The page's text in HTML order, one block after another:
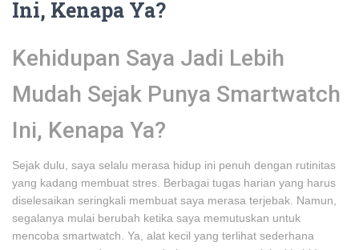
Ini, Kenapa Ya?
Kehidupan Saya Jadi Lebih
Mudah Sejak Punya Smartwatch
Ini, Kenapa Ya?
Sejak dulu, saya selalu merasa hidup ini penuh dengan rutinitas
yang kadang membuat stres. Berbagai tugas harian yang harus
diselesaikan seringkali membuat saya merasa terjebak. Namun,
segalanya mulai berubah ketika saya memutuskan untuk
mencoba smartwatch. Ya, alat kecil yang terlihat sederhana